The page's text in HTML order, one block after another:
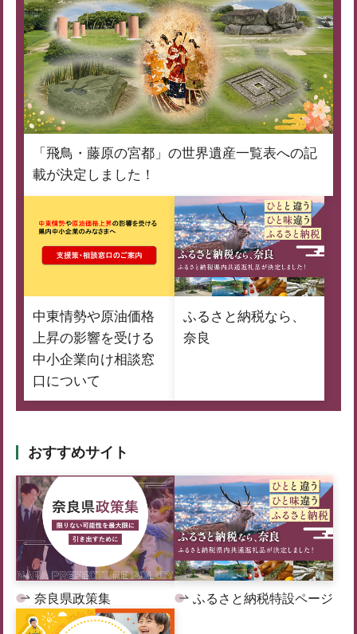
「飛鳥・藤原の宮都」の世界遺産一覧表への記
載が決定しました！
中東情勢や原油価格
上昇の影響を受ける
中小企業向け相談窓
口について
ふるさと納税なら、
奈良
おすすめサイト
奈良県政策集 ふるさと納税特設ページ